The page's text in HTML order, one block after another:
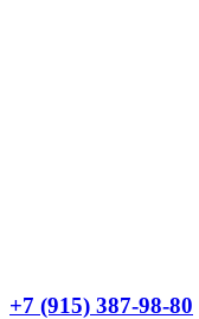
+7 (915) 387-98-80